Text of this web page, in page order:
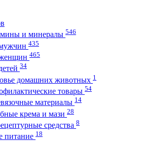
и минералы 546
435
465
34
домашних животных 1
товары 54
материалы 14
крема и мази 28
средства 8
питание 18